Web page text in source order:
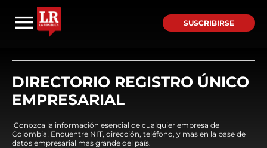
SUSCRIBIRSE
DIRECTORIO REGISTRO ÚNICO
EMPRESARIAL
¡Conozca la información esencial de cualquier empresa de
Colombia! Encuentre NIT, dirección, teléfono, y mas en la base de
datos empresarial mas grande del país.